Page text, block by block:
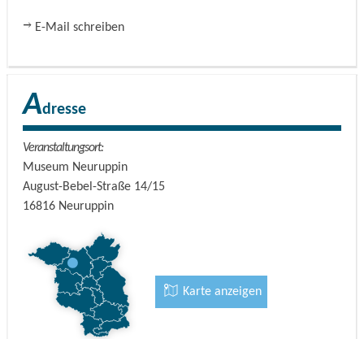
E-Mail schreiben
Adresse
Veranstaltungsort:
Museum Neuruppin
August-Bebel-Straße 14/15
16816 Neuruppin
Karte anzeigen